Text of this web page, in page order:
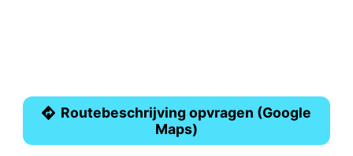
Routebeschrijving opvragen (Google
Maps)